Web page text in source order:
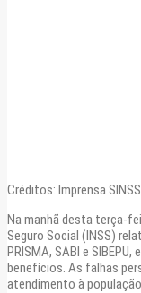
Créditos: Imprensa
Na manhã desta terça-
Seguro Social (INSS)
PRISMA, SABI e
benefícios. As falhas
atendimento à